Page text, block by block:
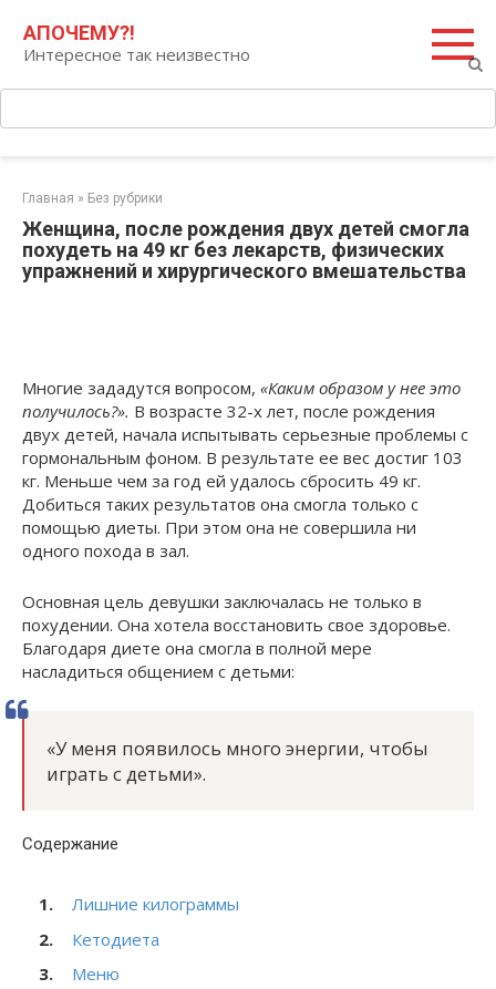
контенту
АПОЧЕМУ?!
Интересное так неизвестно
Главная » Без рубрики
Женщина, после рождения двух детей смогла
похудеть на 49 кг без лекарств, физических
упражнений и хирургического вмешательства
Многие зададутся вопросом, «Каким образом у нее это
получилось?». В возрасте 32-х лет, после рождения
двух детей, начала испытывать серьезные проблемы с
гормональным фоном. В результате ее вес достиг 103
кг. Меньше чем за год ей удалось сбросить 49 кг.
Добиться таких результатов она смогла только с
помощью диеты. При этом она не совершила ни
одного похода в зал.
Основная цель девушки заключалась не только в
похудении. Она хотела восстановить свое здоровье.
Благодаря диете она смогла в полной мере
насладиться общением с детьми:
«У меня появилось много энергии, чтобы
играть с детьми».
Содержание
Лишние килограммы
Кетодиета
Меню